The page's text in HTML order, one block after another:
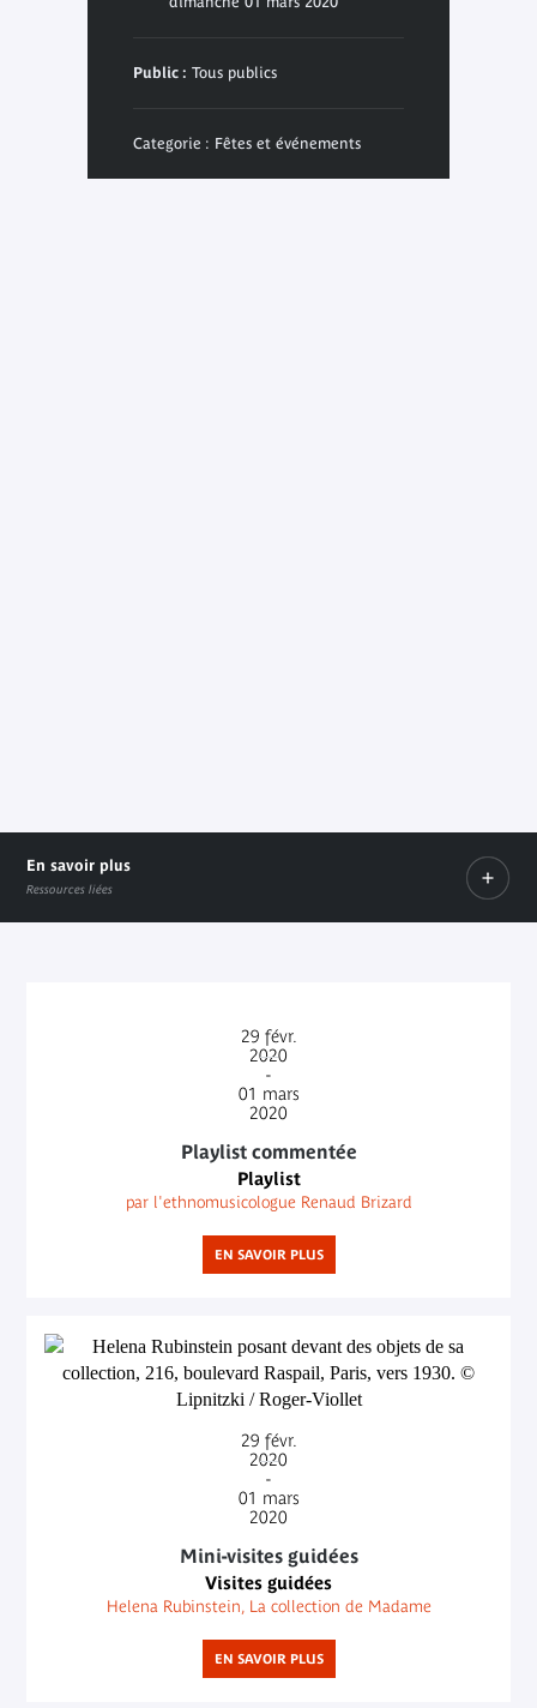
Public : Tous publics
Categorie : Fêtes et événements
En savoir plus
Ressources liées
29 févr.
2020
-
01 mars
2020
Playlist commentée
Playlist
par l'ethnomusicologue Renaud Brizard
EN SAVOIR PLUS
29 févr.
2020
-
01 mars
2020
Mini-visites guidées
Visites guidées
Helena Rubinstein, La collection de Madame
EN SAVOIR PLUS